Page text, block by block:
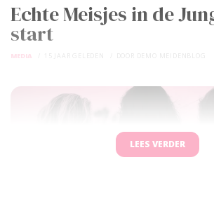
Echte Meisjes in de
start
MEDIA
LEES VERDER